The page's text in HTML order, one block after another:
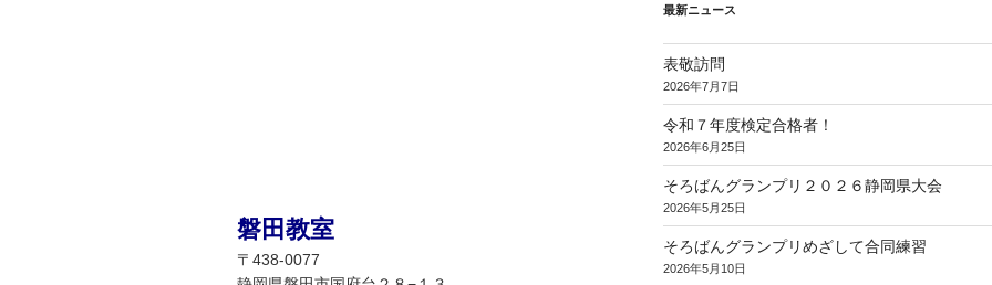
磐田教室
〒438-0077
最新ニュース
表敬訪問
2026年7月7日
令和７年度検定合格者！
2026年6月25日
そろばんグランプリ２０２６静岡県大会
2026年5月25日
そろばんグランプリめざして合同練習
2026年5月10日